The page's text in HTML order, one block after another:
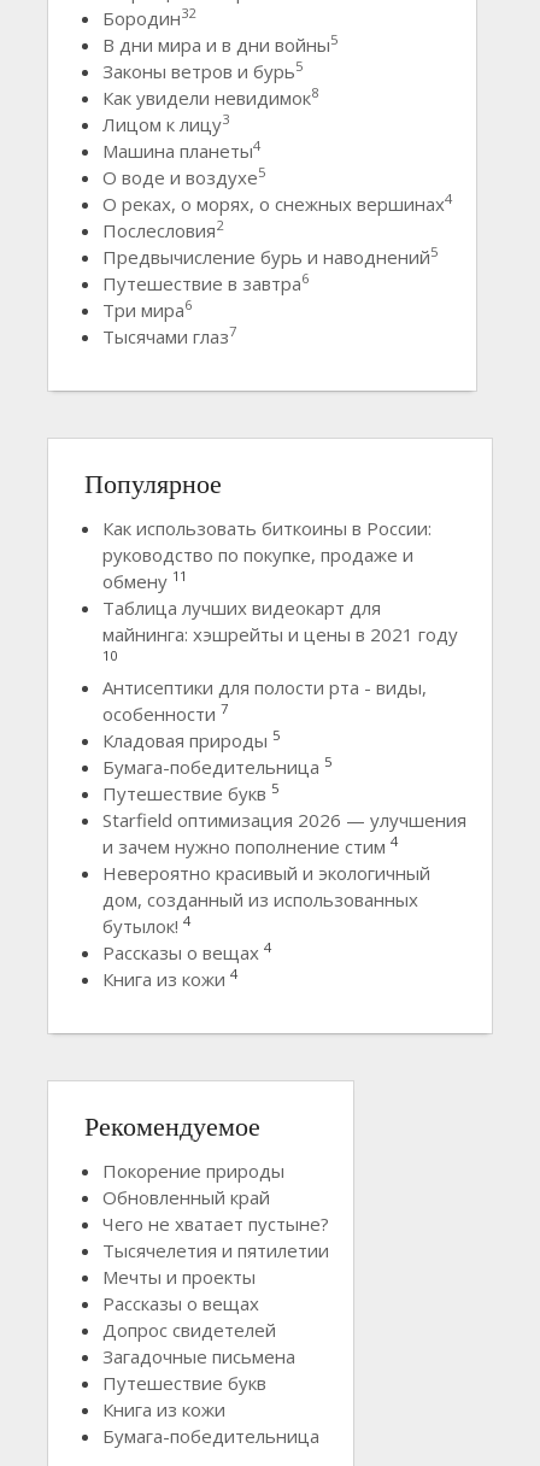
Бородин32
В дни мира и в дни войны5
Законы ветров и бурь5
Как увидели невидимок8
Лицом к лицу3
Машина планеты4
О воде и воздухе5
О реках, о морях, о снежных вершинах4
Послесловия2
Предвычисление бурь и наводнений5
Путешествие в завтра6
Три мира6
Тысячами глаз7
Популярное
Как использовать биткоины в России:
руководство по покупке, продаже и
обмену 11
Таблица лучших видеокарт для
майнинга: хэшрейты и цены в 2021 году
10
Антисептики для полости рта - виды,
особенности 7
Кладовая природы 5
Бумага-победительница 5
Путешествие букв 5
Starfield оптимизация 2026 — улучшения
и зачем нужно пополнение стим 4
Невероятно красивый и экологичный
дом, созданный из использованных
бутылок! 4
Рассказы о вещах 4
Книга из кожи 4
Рекомендуемое
Покорение природы
Обновленный край
Чего не хватает пустыне?
Тысячелетия и пятилетии
Мечты и проекты
Рассказы о вещах
Допрос свидетелей
Загадочные письмена
Путешествие букв
Книга из кожи
Бумага-победительница